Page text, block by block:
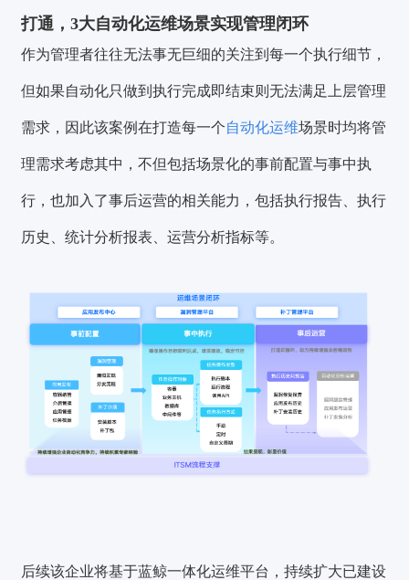
打通，3大自动化运维场景实现管理闭环
作为管理者往往无法事无巨细的关注到每一个执行细节，
但如果自动化只做到执行完成即结束则无法满足上层管理
需求，因此该案例在打造每一个自动化运维场景时均将管
理需求考虑其中，不但包括场景化的事前配置与事中执
行，也加入了事后运营的相关能力，包括执行报告、执行
历史、统计分析报表、运营分析指标等。
后续该企业将基于蓝鲸一体化运维平台，持续扩大已建设